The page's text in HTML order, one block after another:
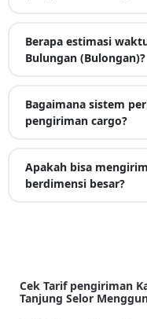
Berapa estimasi
Bulungan (Bulongan)?
Bagaimana sistem
pengiriman cargo?
Apakah bisa
berdimensi besar?
Cek Tarif pengiriman
Tanjung Selor